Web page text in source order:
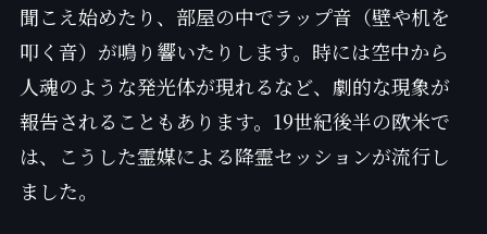
聞こえ始めたり、部屋の中でラップ音（壁や机を
叩く音）が鳴り響いたりします。時には空中から
人魂のような発光体が現れるなど、劇的な現象が
報告されることもあります。19世紀後半の欧米で
は、こうした霊媒による降霊セッションが流行し
ました。